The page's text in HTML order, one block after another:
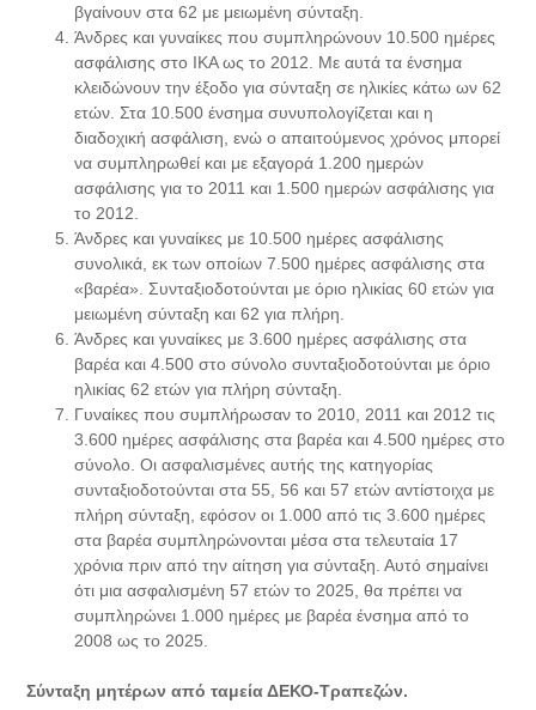
βγαίνουν στα 62 με μειωμένη σύνταξη.
Άνδρες και γυναίκες που συμπληρώνουν 10.500 ημέρες
ασφάλισης στο ΙΚΑ ως το 2012. Με αυτά τα ένσημα
κλειδώνουν την έξοδο για σύνταξη σε ηλικίες κάτω ων 62
ετών. Στα 10.500 ένσημα συνυπολογίζεται και η
διαδοχική ασφάλιση, ενώ ο απαιτούμενος χρόνος μπορεί
να συμπληρωθεί και με εξαγορά 1.200 ημερών
ασφάλισης για το 2011 και 1.500 ημερών ασφάλισης για
το 2012.
Άνδρες και γυναίκες με 10.500 ημέρες ασφάλισης
συνολικά, εκ των οποίων 7.500 ημέρες ασφάλισης στα
«βαρέα». Συνταξιοδοτούνται με όριο ηλικίας 60 ετών για
μειωμένη σύνταξη και 62 για πλήρη.
Άνδρες και γυναίκες με 3.600 ημέρες ασφάλισης στα
βαρέα και 4.500 στο σύνολο συνταξιοδοτούνται με όριο
ηλικίας 62 ετών για πλήρη σύνταξη.
Γυναίκες που συμπλήρωσαν το 2010, 2011 και 2012 τις
3.600 ημέρες ασφάλισης στα βαρέα και 4.500 ημέρες στο
σύνολο. Οι ασφαλισμένες αυτής της κατηγορίας
συνταξιοδοτούνται στα 55, 56 και 57 ετών αντίστοιχα με
πλήρη σύνταξη, εφόσον οι 1.000 από τις 3.600 ημέρες
στα βαρέα συμπληρώνονται μέσα στα τελευταία 17
χρόνια πριν από την αίτηση για σύνταξη. Αυτό σημαίνει
ότι μια ασφαλισμένη 57 ετών το 2025, θα πρέπει να
συμπληρώνει 1.000 ημέρες με βαρέα ένσημα από το
2008 ως το 2025.
Σύνταξη μητέρων από ταμεία ΔΕΚΟ-Τραπεζών.